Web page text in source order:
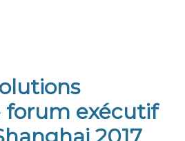
forum exécutif